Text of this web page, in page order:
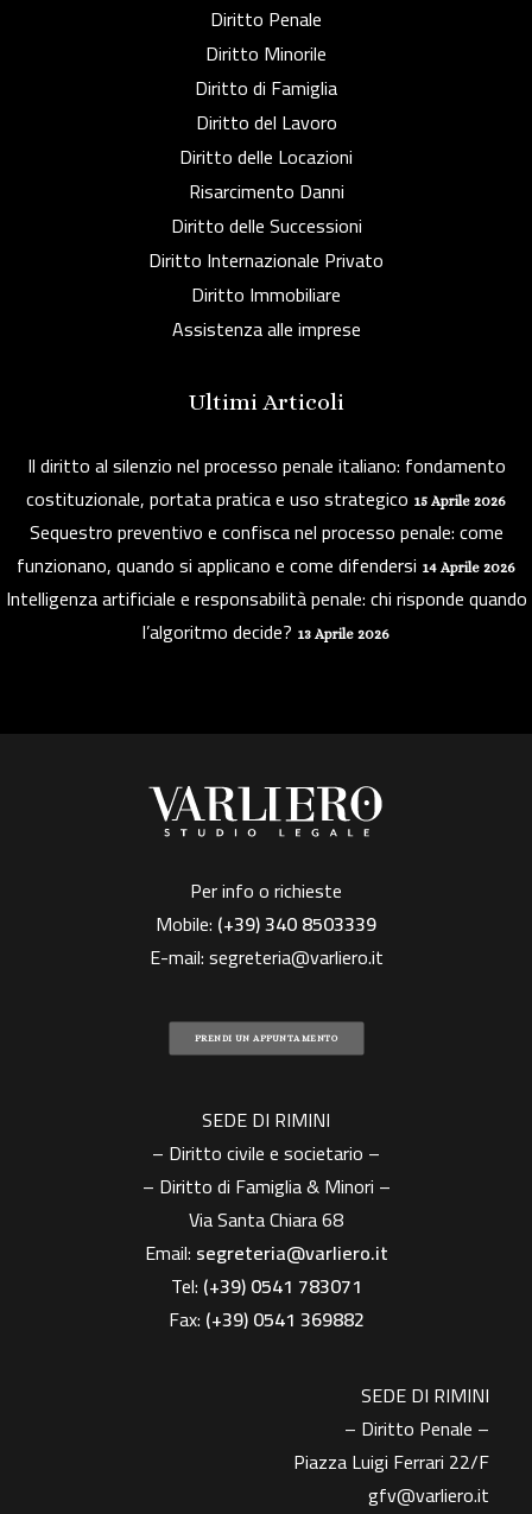
Diritto Penale
Diritto Minorile
Diritto di Famiglia
Diritto del Lavoro
Diritto delle Locazioni
Risarcimento Danni
Diritto delle Successioni
Diritto Internazionale Privato
Diritto Immobiliare
Assistenza alle imprese
Ultimi Articoli
Il diritto al silenzio nel processo penale italiano: fondamento
costituzionale, portata pratica e uso strategico 15 Aprile 2026
Sequestro preventivo e confisca nel processo penale: come
funzionano, quando si applicano e come difendersi 14 Aprile 2026
Intelligenza artificiale e responsabilità penale: chi risponde quando
l’algoritmo decide? 13 Aprile 2026
Per info o richieste
Mobile: (+39)340 8503339
E-mail:segreteria@varliero.it
PRENDI UN APPUNTAMENTO
SEDE DI RIMINI
– Diritto civile e societario –
– Diritto di Famiglia & Minori –
Via Santa Chiara 68
Email: segreteria@varliero.it
Tel: (+39) 0541 783071
Fax: (+39)0541 369882
SEDE DI RIMINI
– Diritto Penale –
Piazza Luigi Ferrari 22/F
gfv@varliero.it